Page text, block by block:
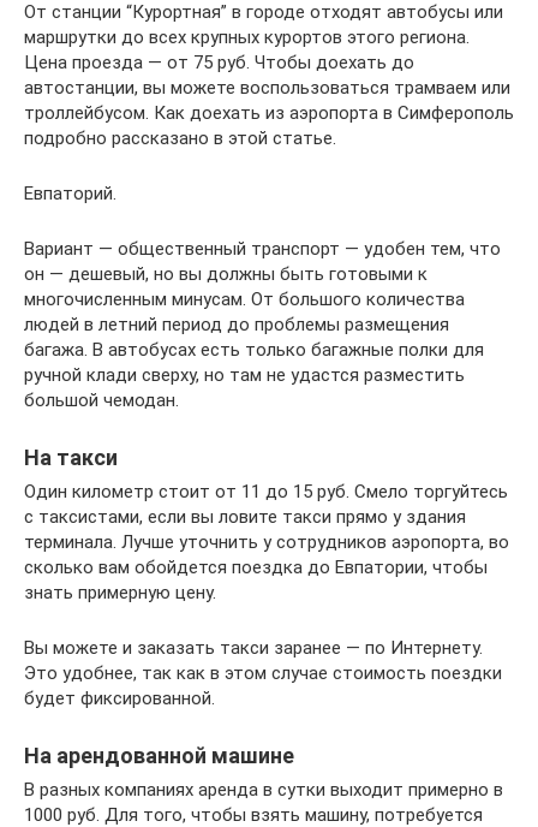
От станции “Курортная” в городе отходят автобусы или
маршрутки до всех крупных курортов этого региона.
Цена проезда — от 75 руб. Чтобы доехать до
автостанции, вы можете воспользоваться трамваем или
троллейбусом. Как доехать из аэропорта в Симферополь
подробно рассказано в этой статье.
Евпаторий.
Вариант — общественный транспорт — удобен тем, что
он — дешевый, но вы должны быть готовыми к
многочисленным минусам. От большого количества
людей в летний период до проблемы размещения
багажа. В автобусах есть только багажные полки для
ручной клади сверху, но там не удастся разместить
большой чемодан.
На такси
Один километр стоит от 11 до 15 руб. Смело торгуйтесь
с таксистами, если вы ловите такси прямо у здания
терминала. Лучше уточнить у сотрудников аэропорта, во
сколько вам обойдется поездка до Евпатории, чтобы
знать примерную цену.
Вы можете и заказать такси заранее — по Интернету.
Это удобнее, так как в этом случае стоимость поездки
будет фиксированной.
На арендованной машине
В разных компаниях аренда в сутки выходит примерно в
1000 руб. Для того, чтобы взять машину, потребуется